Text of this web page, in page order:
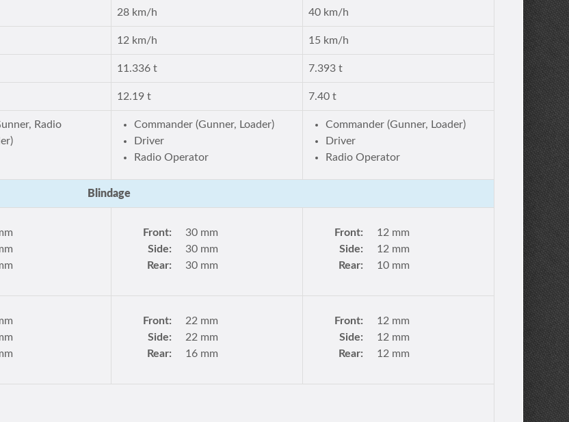
28 km/h 40 km/h
12 km/h 15 km/h
11.336 t 7.393 t
12.19 t 7.40 t
Radio
Commander (Gunner, Loader)
Driver
Radio Operator
Commander (Gunner, Loader)
Driver
Radio Operator
Blindage
Front:
30 mm
Side:
30 mm
Rear:
30 mm
Front:
12 mm
Side:
12 mm
Rear:
10 mm
Front:
22 mm
Side:
22 mm
Rear:
16 mm
Front:
12 mm
Side:
12 mm
Rear:
12 mm